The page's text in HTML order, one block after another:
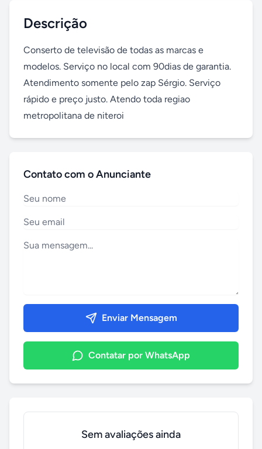
Descrição
Conserto de televisão de todas as marcas e
modelos. Serviço no local com 90dias de garantia.
Atendimento somente pelo zap Sérgio. Serviço
rápido e preço justo. Atendo toda regiao
metropolitana de niteroi
Contato com o Anunciante
Enviar Mensagem
Contatar por WhatsApp
Sem avaliações ainda